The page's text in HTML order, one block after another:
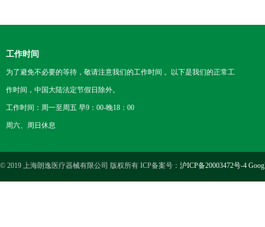
工作时间
为了避免不必要的等待，敬请注意我们的工作时间 。以下是我们的正常工
作时间，中国大陆法定节假日除外。
工作时间：周一至周五 早9：00-晚18：00
周六、周日休息
© 2019 上海朗逸医疗器械有限公司 版权所有 ICP备案号： 沪ICP备20003472号-4